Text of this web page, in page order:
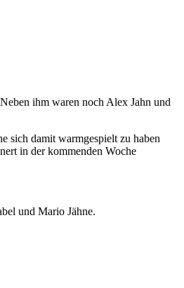
ihm waren noch Alex Jahn und
sich damit warmgespielt zu haben
in der kommenden Woche
und Mario Jähne.